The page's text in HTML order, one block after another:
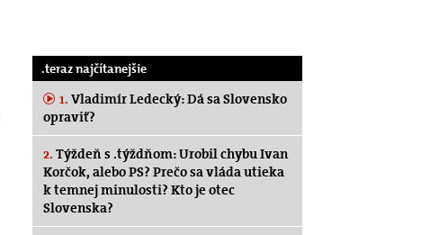
.teraz najčítanejšie
1. Vladimír Ledecký: Dá sa Slovensko
opraviť?
2. Týždeň s .týždňom: Urobil chybu Ivan
Korčok, alebo PS? Prečo sa vláda utieka
k temnej minulosti? Kto je otec
Slovenska?